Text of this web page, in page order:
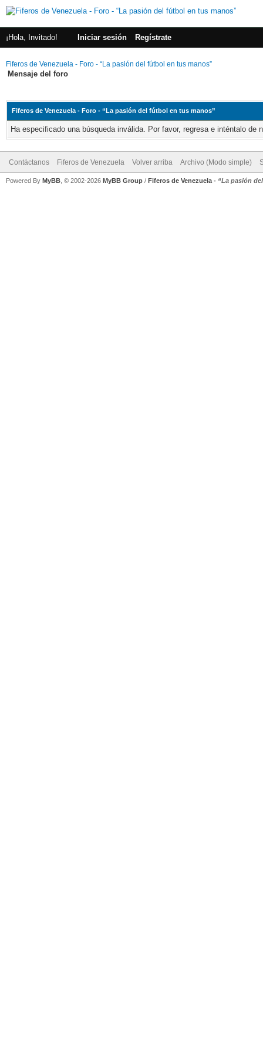
¡Hola, Invitado! Iniciar sesión Regístrate
Fiferos de Venezuela - Foro - “La pasión del fútbol en tus manos”
Mensaje del foro
Fiferos de Venezuela - Foro - “La pasión del fútbol en tus manos”
Ha especificado una búsqueda inválida. Por favor, regresa e inténtalo de
Contáctanos Fiferos de Venezuela Volver arriba Archivo (Modo simple)
Powered By MyBB , © 2002-2026 MyBB Group / Fiferos de Venezuela - “La pasión